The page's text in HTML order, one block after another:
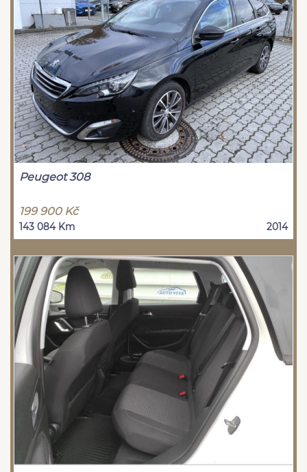
Peugeot 308
199 900 Kč
143 084 Km 2014